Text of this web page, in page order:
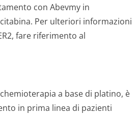
con Abevmy in
Per ulteriori informazioni
fare riferimento al
a base di platino, è
in prima linea di pazienti